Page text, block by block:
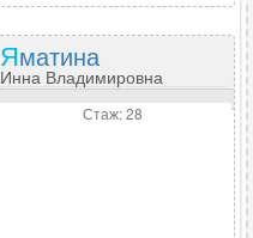
Яматина
Инна Владимировна
Стаж: 28